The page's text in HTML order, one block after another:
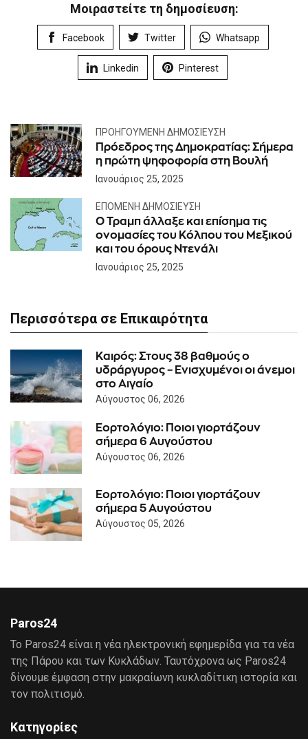
Μοιραστείτε τη δημοσίευση:
Facebook Twitter Whatsapp
Linkedin Pinterest
ΠΡΟΗΓΟΎΜΕΝΗ ΔΗΜΟΣΊΕΥΣΗ
Πρόεδρος της Δημοκρατίας: Σήμερα
η πρώτη ψηφοφορία στη Βουλή
Ιανουάριος 25, 2025
ΕΠΌΜΕΝΗ ΔΗΜΟΣΊΕΥΣΗ
O Τραμπ άλλαξε και επίσημα τις
ονομασίες του Κόλπου του Μεξικού
και του όρους Ντενάλι
Ιανουάριος 25, 2025
Περισσότερα σε Επικαιρότητα
Καιρός: Στους 38 βαθμούς ο
υδράργυρος – Ενισχυμένοι οι άνεμοι
στο Αιγαίο
Αύγουστος 06, 2026
Εορτολόγιο: Ποιοι γιορτάζουν
σήμερα 6 Αυγούστου
Αύγουστος 06, 2026
Εορτολόγιο: Ποιοι γιορτάζουν
σήμερα 5 Αυγούστου
Αύγουστος 05, 2026
Paros24
Το Paros24 είναι η νέα ηλεκτρονική εφημερίδα για τα νέα
της Πάρου και των Κυκλάδων. Ταυτόχρονα ως Paros24
δίνουμε έμφαση στην μακραίωνη κυκλαδίτικη ιστορία και
τον πολιτισμό.
Κατηγορίες